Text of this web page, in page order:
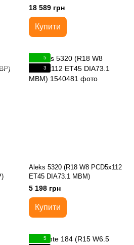
18 589 грн
Купити
5
3
Aleks 5320 (R18 W8 PCD5x112
ET45 DIA73.1 MBM)
5 198 грн
Купити
5